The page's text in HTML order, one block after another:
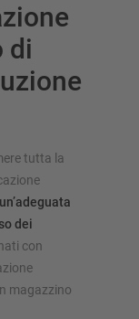
di
tutta la
dei
con
magazzino